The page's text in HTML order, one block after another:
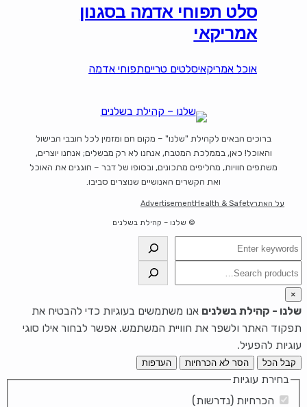
סלט תפוחי אדמה בסגנון
אמריקאי
אוכל אמריקאיסלטים טרייםתפוחי אדמה
ברוכים הבאים לקהילת "שלנו" – מקום חם ומזמין לכל חובבי הבישול
והאוכל! כאן, בממלכת המטבח, אנחנו לא רק מבשלים; אנחנו יוצרים,
משתפים חוויות, מחליפים מתכונים, ובסופו של דבר – חוגגים את האוכל
ואת הקשרים האנושיים שנוצרים סביבו.
על האתרHealth & Safety
Advertisement
© שלנו – קהילת בשלנים
חיפוש
חיפוש
×
שלנו - קהילת בשלנים אנו משתמשים בעוגיות כדי להבטיח את
תפקוד האתר ולשפר את חוויית המשתמש. אפשר לבחור אילו סוגי
עוגיות להפעיל.
קבל הכל הסר לא הכרחיות העדפות
בחירת עוגיות
הכרחיות (נדרשות)